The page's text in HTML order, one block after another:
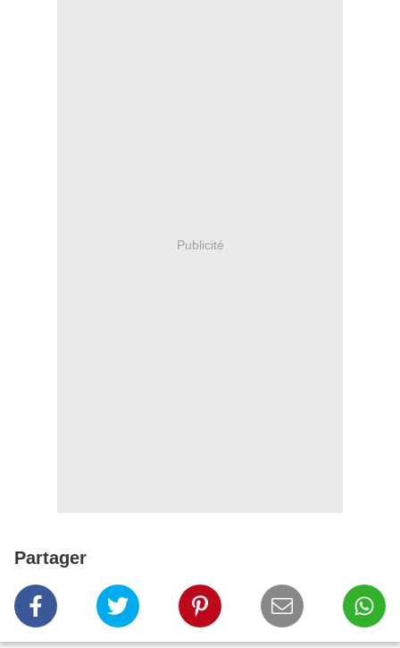
Publicité
Partager